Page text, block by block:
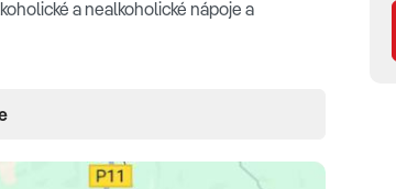
a nealkoholické nápoje a
·klimatizácia·minibar·telefón